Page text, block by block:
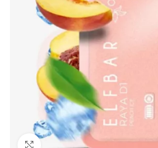
Нажмите, чтобы увеличить